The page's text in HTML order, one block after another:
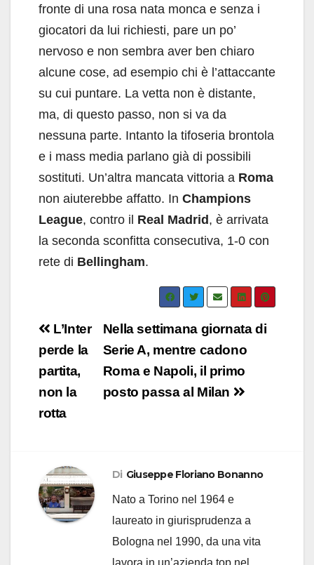
fronte di una rosa nata monca e senza i
giocatori da lui richiesti, pare un po’
nervoso e non sembra aver ben chiaro
alcune cose, ad esempio chi è l’attaccante
su cui puntare. La vetta non è distante,
ma, di questo passo, non si va da
nessuna parte. Intanto la tifoseria brontola
e i mass media parlano già di possibili
sostituti. Un’altra mancata vittoria a Roma
non aiuterebbe affatto. In Champions
League, contro il Real Madrid , è arrivata
la seconda sconfitta consecutiva, 1-0 con
rete di Bellingham.
Navigazione
articoli
Nella settimana giornata di
Serie A, mentre cadono
Roma e Napoli, il primo
posto passa al Milan
L’Inter
perde la
partita,
non la
rotta
Di Giuseppe Floriano Bonanno
Nato a Torino nel 1964 e
laureato in giurisprudenza a
Bologna nel 1990, da una vita